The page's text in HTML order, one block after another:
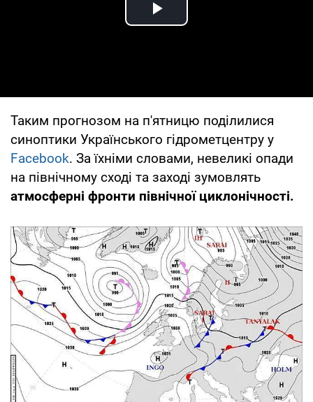
Play Video
Таким прогнозом на п'ятницю поділилися
синоптики Українського гідрометцентру у
Facebook. За їхніми словами, невеликі опади
на північному сході та заході зумовлять
атмосферні фронти північної циклонічності.